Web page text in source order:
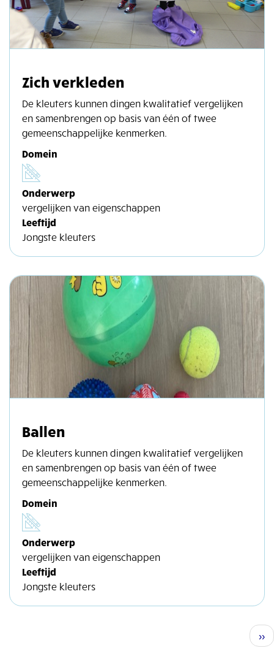
Zich verkleden
De kleuters kunnen dingen kwalitatief vergelijken
en samenbrengen op basis van één of twee
gemeenschappelijke kenmerken.
Domein
Onderwerp
vergelijken van eigenschappen
Leeftijd
Jongste kleuters
Ballen
De kleuters kunnen dingen kwalitatief vergelijken
en samenbrengen op basis van één of twee
gemeenschappelijke kenmerken.
Domein
Onderwerp
vergelijken van eigenschappen
Leeftijd
Jongste kleuters
››